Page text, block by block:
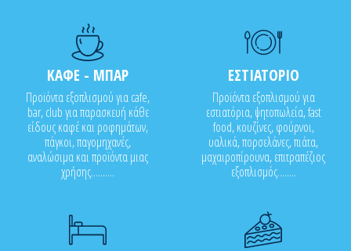
ΚΑΦΕ - ΜΠΑΡ
Προϊόντα εξοπλισμού για cafe,
bar, club για παρασκευή κάθε
είδους καφέ και ροφημάτων,
πάγκοι, παγομηχανές,
αναλώσιμα και προϊόντα μιας
χρήσης..........
ΕΣΤΙΑΤΟΡΙΟ
Προϊόντα εξοπλισμού για
εστιατόρια, ψητοπωλεία, fast
food, κουζίνες, φούρνοι,
υαλικά, πορσελάνες, πιάτα,
μαχαιροπίρουνα, επιτραπέζιος
εξοπλισμός........